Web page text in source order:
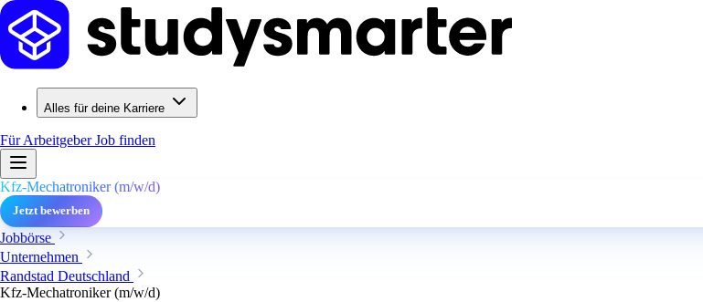
Alles für deine Karriere
Für ArbeitgeberJob finden
Kfz-Mechatroniker (m/w/d)
Jetzt bewerben
Jobbörse
Unternehmen
Randstad Deutschland
Kfz-Mechatroniker (m/w/d)